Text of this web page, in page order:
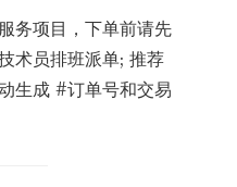
务项目，下单前请先
术员排班派单; 推荐
生成 #订单号和交易